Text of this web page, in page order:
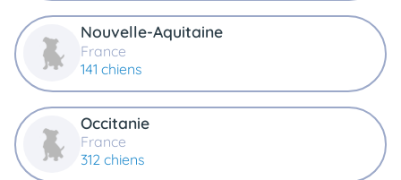
Nouvelle-Aquitaine
France
141 chiens
Occitanie
France
312 chiens